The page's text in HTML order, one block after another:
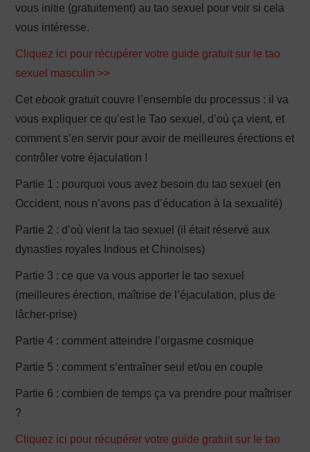
vous initie (gratuitement) au tao sexuel pour voir si cela
vous intéresse.
Cliquez ici pour récupérer votre guide gratuit sur le tao
sexuel masculin >>
Cetebook gratuit couvre l’ensemble du processus : il va
vous expliquer ce qu’est le Tao sexuel, d’où ça vient, et
comment s’en servir pour avoir de meilleures érections et
contrôler votre éjaculation !
Partie 1 : pourquoi vous avez besoin du tao sexuel (en
Occident, nous n’avons pas d’éducation à la sexualité)
Partie 2 : d’où vient la tao sexuel (il était réservé aux
dynasties royales Indous et Chinoises)
Partie 3 : ce que va vous apporter le tao sexuel
(meilleures érection, maîtrise de l’éjaculation, plus de
lâcher-prise)
Partie 4 : comment atteindre l’orgasme cosmique
Partie 5 : comment s’entraîner seul et/ou en couple
Partie 6 : combien de temps ça va prendre pour maîtriser
?
Cliquez ici pour récupérer votre guide gratuit sur le tao